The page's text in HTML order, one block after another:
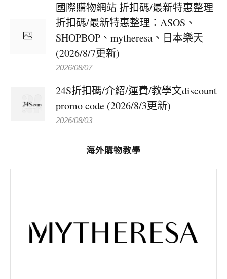
國際購物網站 折扣碼/最新特惠整理
折扣碼/最新特惠整理：ASOS、
SHOPBOP、mytheresa、日本樂天
(2026/8/7更新)
2026/08/07
24S折扣碼/介紹/運費/教學文discount
promo code (2026/8/3更新)
2026/08/03
海外購物教學